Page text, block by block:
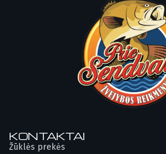
KONTAKTAI
Žūklės prekės